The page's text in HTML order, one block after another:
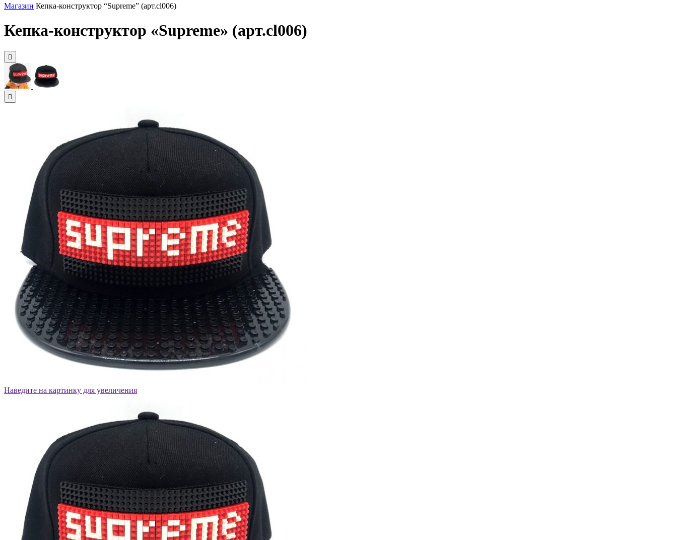
Магазин Кепка-конструктор “Supreme” (арт.cl006)
Кепка-конструктор «Supreme» (арт.cl006)
Наведите на картинку для увеличения